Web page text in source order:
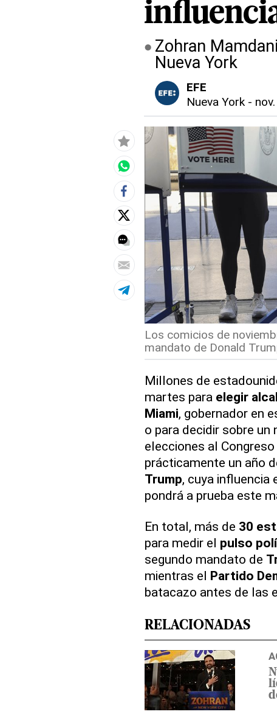
Zohran
Nueva York
EFE
Nueva York-
Los comicios de
mandato de Donald
Millones de
martes para elegir
Miami, gobernador en
o para decidir sobre
elecciones al Congreso
prácticamente un año
Trump, cuya influencia
pondrá a prueba este
En total, más de 30
para medir el pulso
segundo mandato de
mientras el Partido
batacazo antes de las
RELACIONADAS